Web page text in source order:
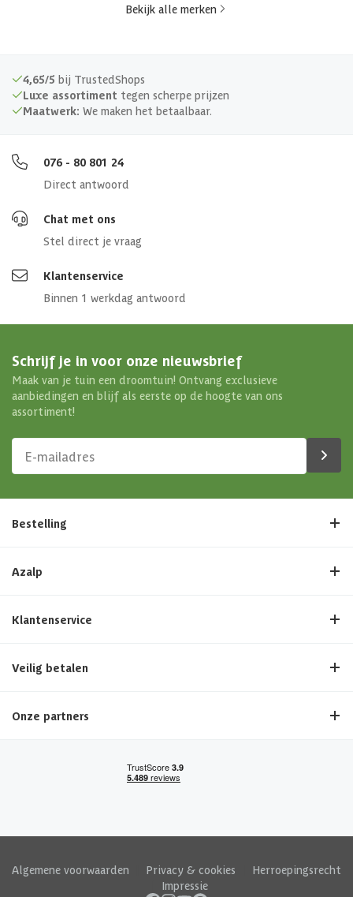
Bekijk alle merken
4,65/5 bij TrustedShops
Luxe assortiment tegen scherpe prijzen
Maatwerk: We maken het betaalbaar.
076 - 80 801 24
Direct antwoord
Chat met ons
Stel direct je vraag
Klantenservice
Binnen 1 werkdag antwoord
Schrijf je in voor onze nieuwsbrief
Maak van je tuin een droomtuin! Ontvang exclusieve
aanbiedingen en blijf als eerste op de hoogte van ons
assortiment!
Bestelling
Azalp
Klantenservice
Veilig betalen
Onze partners
Algemene voorwaarden Privacy & cookies
Herroepingsrecht
Impressie